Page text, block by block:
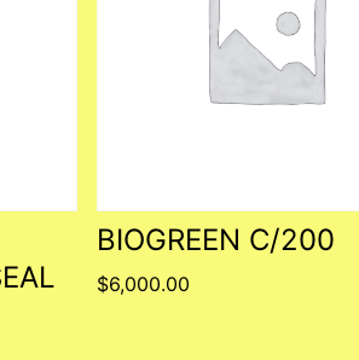
BIOGREEN C/200
$6,000.00